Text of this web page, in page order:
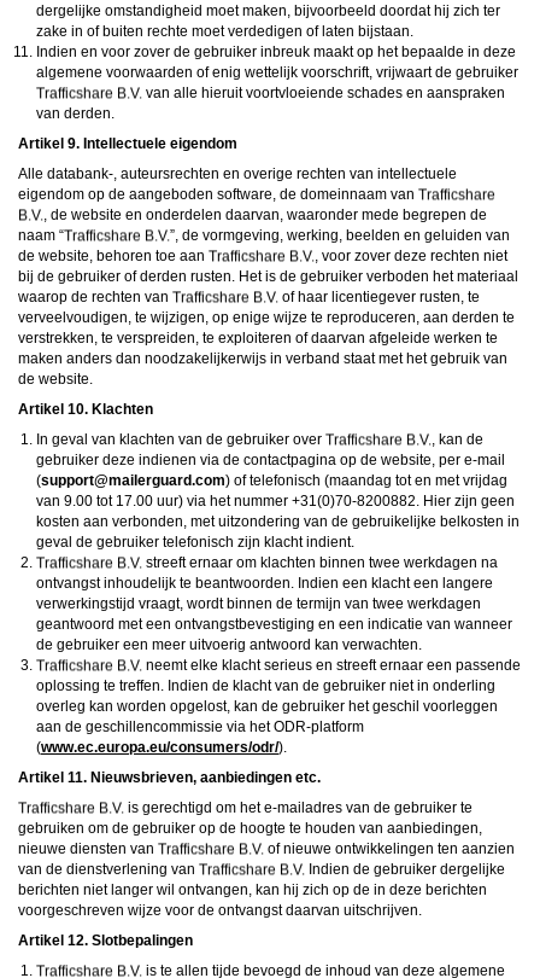
dergelijke omstandigheid moet maken, bijvoorbeeld doordat hij zich ter
zake in of buiten rechte moet verdedigen of laten bijstaan.
Indien en voor zover de gebruiker inbreuk maakt op het bepaalde in deze
algemene voorwaarden of enig wettelijk voorschrift, vrijwaart de gebruiker
van alle hieruit voortvloeiende schades en aanspraken
van derden.
Artikel 9. Intellectuele eigendom
Alle databank-, auteursrechten en overige rechten van intellectuele
eigendom op de aangeboden software, de domeinnaam van
, de website en onderdelen daarvan, waaronder mede begrepen de
naam “
”, de vormgeving, werking, beelden en geluiden van
de website, behoren toe aan
, voor zover deze rechten niet
bij de gebruiker of derden rusten. Het is de gebruiker verboden het materiaal
waarop de rechten van
of haar licentiegever rusten, te
verveelvoudigen, te wijzigen, op enige wijze te reproduceren, aan derden te
verstrekken, te verspreiden, te exploiteren of daarvan afgeleide werken te
maken anders dan noodzakelijkerwijs in verband staat met het gebruik van
de website.
Artikel 10. Klachten
In geval van klachten van de gebruiker over
, kan de
gebruiker deze indienen via de contactpagina op de website, per e-mail
(moc.draugreliam@troppus) of telefonisch (maandag tot en met vrijdag
van 9.00 tot 17.00 uur) via het nummer +31(0)70-8200882. Hier zijn geen
kosten aan verbonden, met uitzondering van de gebruikelijke belkosten in
geval de gebruiker telefonisch zijn klacht indient.
streeft ernaar om klachten binnen twee werkdagen na
ontvangst inhoudelijk te beantwoorden. Indien een klacht een langere
verwerkingstijd vraagt, wordt binnen de termijn van twee werkdagen
geantwoord met een ontvangstbevestiging en een indicatie van wanneer
de gebruiker een meer uitvoerig antwoord kan verwachten.
neemt elke klacht serieus en streeft ernaar een passende
oplossing te treffen. Indien de klacht van de gebruiker niet in onderling
overleg kan worden opgelost, kan de gebruiker het geschil voorleggen
aan de geschillencommissie via het ODR-platform
(www.ec.europa.eu/consumers/odr/).
Artikel 11. Nieuwsbrieven, aanbiedingen etc.
is gerechtigd om het e-mailadres van de gebruiker te
gebruiken om de gebruiker op de hoogte te houden van aanbiedingen,
nieuwe diensten van
of nieuwe ontwikkelingen ten aanzien
van de dienstverlening van
Indien de gebruiker dergelijke
berichten niet langer wil ontvangen, kan hij zich op de in deze berichten
voorgeschreven wijze voor de ontvangst daarvan uitschrijven.
Artikel 12. Slotbepalingen
is te allen tijde bevoegd de inhoud van deze algemene